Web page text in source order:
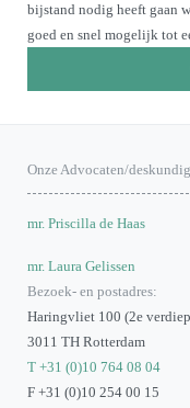
bijstand nodig heeft gaan
goed en snel mogelijk tot
Onze Advocaten/
mr. Priscilla de Haas
mr. Laura Gelissen
Bezoek- en postadres:
Haringvliet 100 (2e
3011 TH Rotterdam
T +31 (0)10 764 08 04
F +31 (0)10 254 00 15